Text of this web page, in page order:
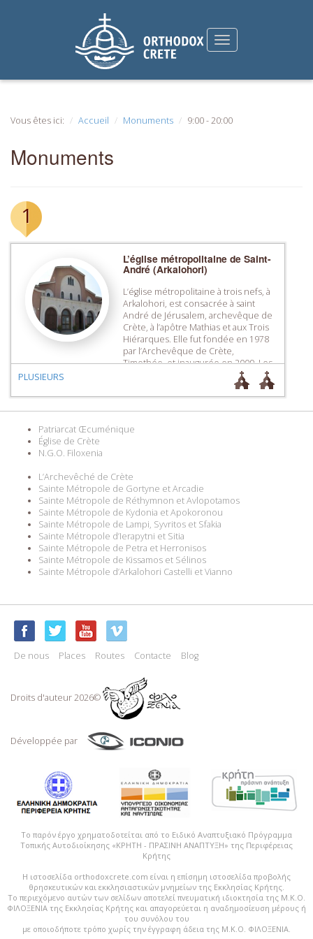
Vous êtes ici: Accueil Monuments 9:00 - 20:00
Monuments
1
L’église métropolitaine de Saint-
André (Arkalohori)
L’église métropolitaine à trois nefs, à
Arkalohori, est consacrée à saint
André de Jérusalem, archevêque de
Crète, à l’apôtre Mathias et aux Trois
Hiérarques. Elle fut fondée en 1978
par l’Archevêque de Crète,
Timothée, et inaugurée en 2009. Les
reliques de saint André sont
conservées dans l’église où se
trouve également une chapelle
consacrée à […]
PLUSIEURS
Patriarcat Œcuménique
Église de Crète
N.G.O. Filoxenia
L’Archevêché de Crète
Sainte Métropole de Gortyne et Arcadie
Sainte Métropole de Réthymnon et Avlopotamos
Sainte Métropole de Kydonia et Apokoronou
Sainte Métropole de Lampi, Syvritos et Sfakia
Sainte Métropole d’Ierapytni et Sitia
Sainte Métropole de Petra et Herronisos
Sainte Métropole de Kissamos et Sélinos
Sainte Métropole d’Arkalohori Castelli et Vianno
De nous Places Routes Contacte Blog
Droits d'auteur 2026©
Développée par
Το παρόν έργο χρηματοδοτείται από το Ειδικό Αναπτυξιακό Πρόγραμμα
Τοπικής Αυτοδιοίκησης «ΚΡΗΤΗ - ΠΡΑΣΙΝΗ ΑΝΑΠΤΥΞΗ» της Περιφέρειας
Κρήτης
Η ιστοσελίδα orthodoxcrete.com είναι η επίσημη ιστοσελίδα προβολής
θρησκευτικών και εκκλησιαστικών μνημείων της Εκκλησίας Κρήτης.
Το περιεχόμενο αυτών των σελίδων αποτελεί πvευματική ιδιοκτησία της Μ.Κ.Ο.
ΦΙΛΟΞΕΝΙΑ της Εκκλησίας Κρήτης και απαγορεύεται η αναδημοσίευση μέρους ή
του συνόλου του
με οποιοδήποτε τρόπο χωρίς την έγγραφη άδεια της Μ.Κ.Ο. ΦΙΛΟΞΕΝΙΑ.